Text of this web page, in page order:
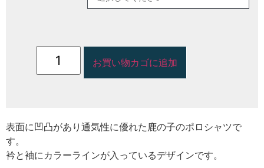
お買い物カゴに追加
表面に凹凸があり通気性に優れた鹿の子のポロシャツで
す。
衿と袖にカラーラインが入っているデザインです。